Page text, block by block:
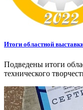
Итоги областной
Подведены итоги
технического